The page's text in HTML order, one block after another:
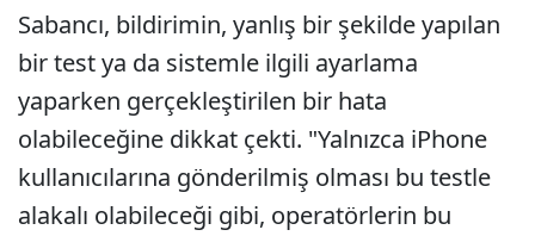
Sabancı, bildirimin, yanlış bir şekilde yapılan
bir test ya da sistemle ilgili ayarlama
yaparken gerçekleştirilen bir hata
olabileceğine dikkat çekti. "Yalnızca iPhone
kullanıcılarına gönderilmiş olması bu testle
alakalı olabileceği gibi, operatörlerin bu